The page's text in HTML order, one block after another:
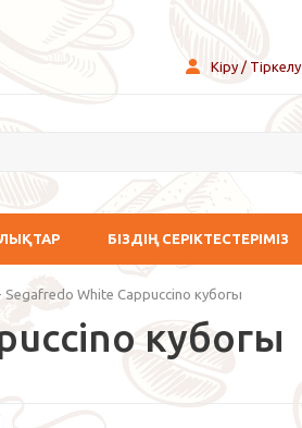
Кіру / Тіркелу
БІЗДІҢ СЕРІКТЕСТЕРІМІЗ
Segafredo White Cappuccino кубогы
кубогы